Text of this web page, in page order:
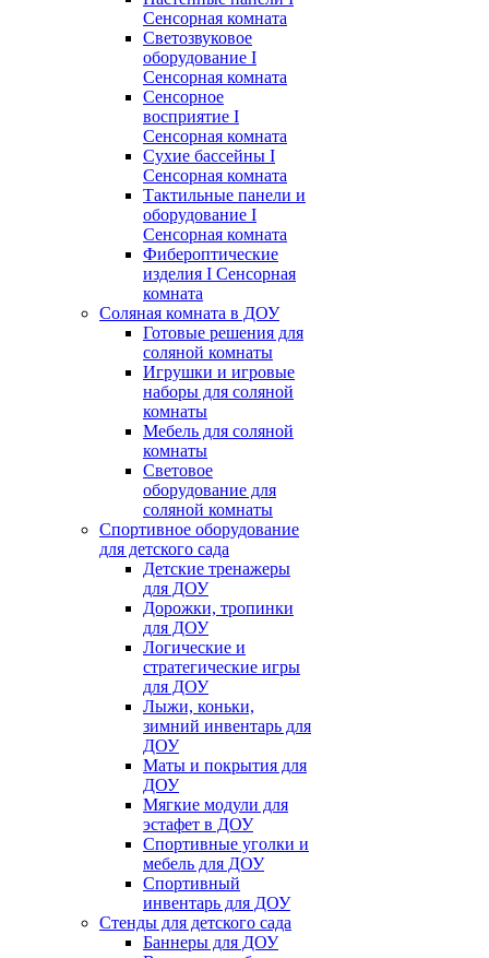
Сенсорная комната
Светозвуковое
оборудование I
Сенсорная комната
Сенсорное
восприятие I
Сенсорная комната
Сухие бассейны I
Сенсорная комната
Тактильные панели и
оборудование I
Сенсорная комната
Фибероптические
изделия I Сенсорная
комната
Соляная комната в ДОУ
Готовые решения для
соляной комнаты
Игрушки и игровые
наборы для соляной
комнаты
Мебель для соляной
комнаты
Световое
оборудование для
соляной комнаты
Спортивное оборудование
для детского сада
Детские тренажеры
для ДОУ
Дорожки, тропинки
для ДОУ
Логические и
стратегические игры
для ДОУ
Лыжи, коньки,
зимний инвентарь для
ДОУ
Маты и покрытия для
ДОУ
Мягкие модули для
эстафет в ДОУ
Спортивные уголки и
мебель для ДОУ
Спортивный
инвентарь для ДОУ
Стенды для детского сада
Баннеры для ДОУ